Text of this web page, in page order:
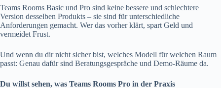
Teams Rooms Basic und Pro sind keine bessere und schlechtere
Version desselben Produkts – sie sind für unterschiedliche
Anforderungen gemacht. Wer das vorher klärt, spart Geld und
vermeidet Frust.
Und wenn du dir nicht sicher bist, welches Modell für welchen Raum
passt: Genau dafür sind Beratungsgespräche und Demo-Räume da.
Du willst sehen, was Teams Rooms Pro in der Praxis